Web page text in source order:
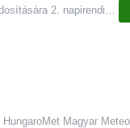
2. napirendi…
Magyar